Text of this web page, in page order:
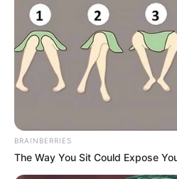
BRAINBERRIES
The Way You Sit Could Expose